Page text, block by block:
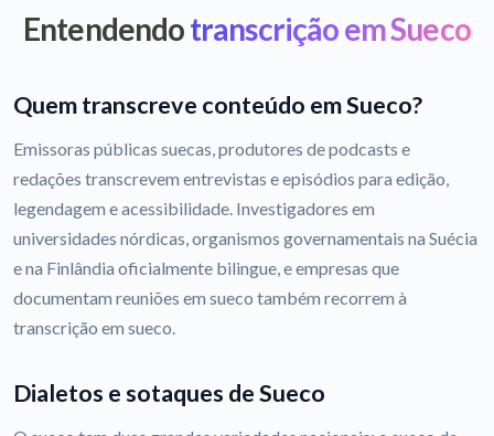
Entendendotranscrição em Sueco
Quem transcreve conteúdo em Sueco?
Emissoras públicas suecas, produtores de podcasts e
redações transcrevem entrevistas e episódios para edição,
legendagem e acessibilidade. Investigadores em
universidades nórdicas, organismos governamentais na Suécia
e na Finlândia oficialmente bilingue, e empresas que
documentam reuniões em sueco também recorrem à
transcrição em sueco.
Dialetos e sotaques de Sueco